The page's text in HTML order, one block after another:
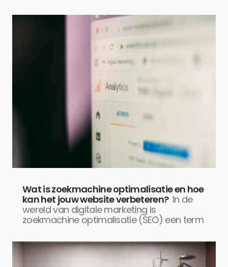
Wat is zoekmachine optimalisatie en hoe
kan het jouw website verbeteren? In de
wereld van digitale marketing is
zoekmachine optimalisatie (SEO) een term